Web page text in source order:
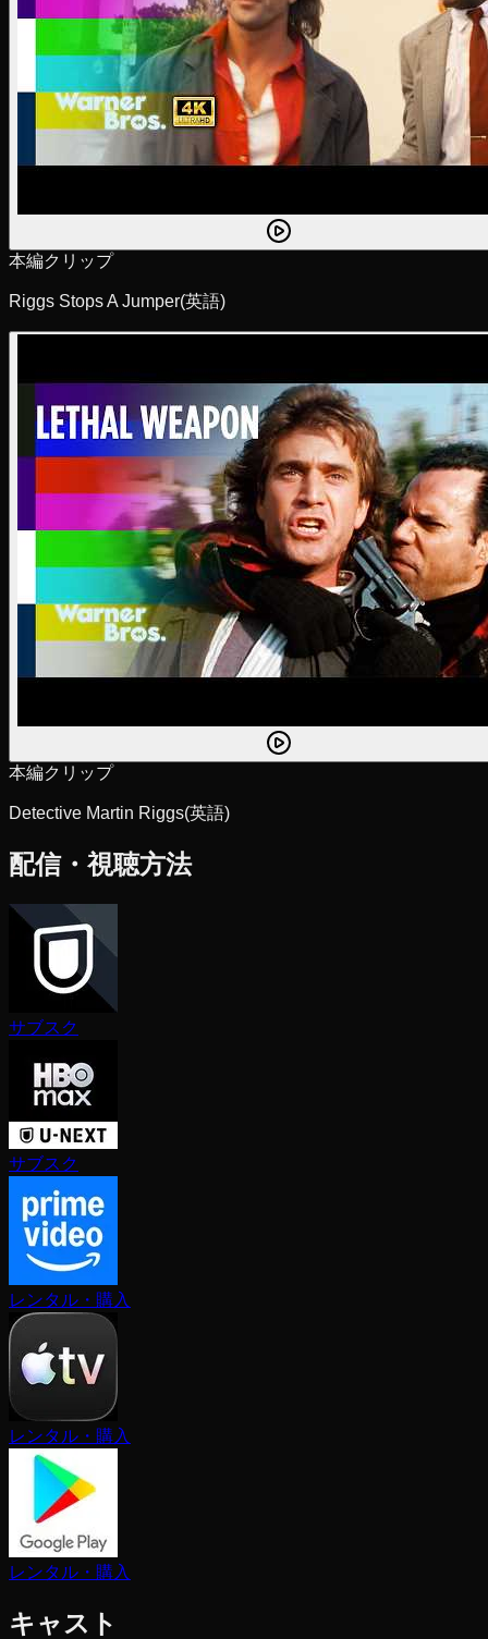
本編クリップ
Riggs Stops A Jumper(英語)
本編クリップ
Detective Martin Riggs(英語)
配信・視聴方法
サブスク
サブスク
レンタル・購入
レンタル・購入
レンタル・購入
キャスト